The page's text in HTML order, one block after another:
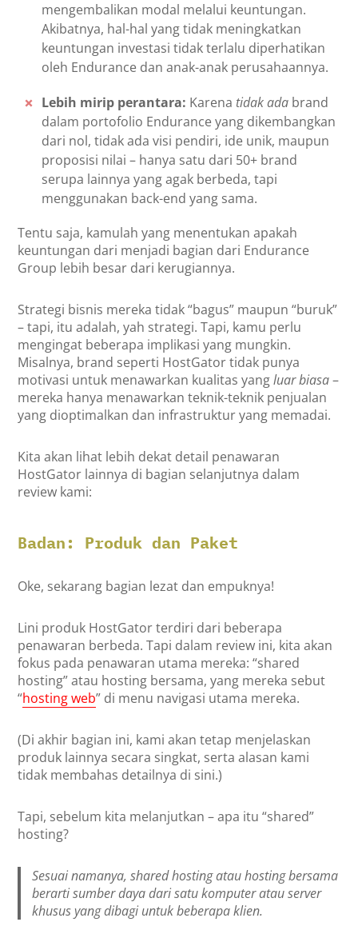
mengembalikan modal melalui keuntungan.
Akibatnya, hal-hal yang tidak meningkatkan
keuntungan investasi tidak terlalu diperhatikan
oleh Endurance dan anak-anak perusahaannya.
Lebih mirip perantara: Karena tidak ada brand
dalam portofolio Endurance yang dikembangkan
dari nol, tidak ada visi pendiri, ide unik, maupun
proposisi nilai – hanya satu dari 50+ brand
serupa lainnya yang agak berbeda, tapi
menggunakan back-end yang sama.
Tentu saja, kamulah yang menentukan apakah
keuntungan dari menjadi bagian dari Endurance
Group lebih besar dari kerugiannya.
Strategi bisnis mereka tidak “bagus” maupun “buruk”
– tapi, itu adalah, yah strategi. Tapi, kamu perlu
mengingat beberapa implikasi yang mungkin.
Misalnya, brand seperti HostGator tidak punya
motivasi untuk menawarkan kualitas yangluar biasa–
mereka hanya menawarkan teknik-teknik penjualan
yang dioptimalkan dan infrastruktur yang memadai.
Kita akan lihat lebih dekat detail penawaran
HostGator lainnya di bagian selanjutnya dalam
review kami:
Badan: Produk dan Paket
Oke, sekarang bagian lezat dan empuknya!
Lini produk HostGator terdiri dari beberapa
penawaran berbeda. Tapi dalam review ini, kita akan
fokus pada penawaran utama mereka: “shared
hosting” atau hosting bersama, yang mereka sebut
“hosting web” di menu navigasi utama mereka.
(Di akhir bagian ini, kami akan tetap menjelaskan
produk lainnya secara singkat, serta alasan kami
tidak membahas detailnya di sini.)
Tapi, sebelum kita melanjutkan – apa itu “shared”
hosting?
Sesuai namanya, shared hosting atau hosting bersama
berarti sumber daya dari satu komputer atau server
khusus yang dibagi untuk beberapa klien.